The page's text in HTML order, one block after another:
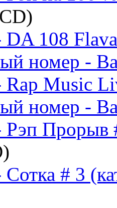
DA 108
номер -
Music
номер -
Прорыв
# 3